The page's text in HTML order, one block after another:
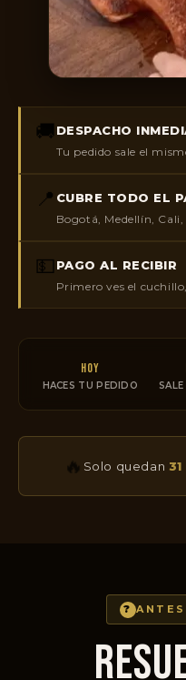
🚚 DESPACHO
Tu pedido sale el
📍 CUBRE TODO EL
Bogotá, Medellín,
💵 PAGO AL RECIBIR
Primero ves el
HOY
HACES TU PEDIDO
🔥 Solo quedan
?